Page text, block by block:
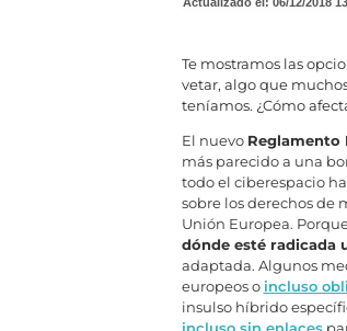
Te mostramos las
vetar, algo que
teníamos. ¿Cómo
El nuevo Reglamento
más parecido a una
todo el ciberespacio
sobre los derechos de
Unión Europea.
dónde esté radicada
adaptada. Algunos
europeos o incluso
insulso híbrido